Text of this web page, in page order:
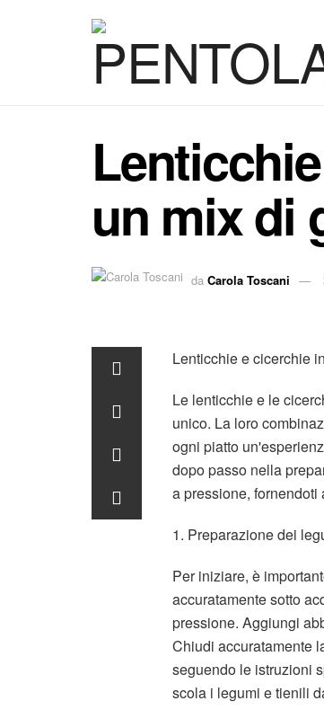
un mix di
da Carola Toscani
Lenticchie e cicerchie
Le lenticchie e le
unico. La loro
ogni piatto
dopo passo nella
a pressione,
1. Preparazione dei
Per iniziare, è
accuratamente sotto
pressione. Aggiungi
Chiudi accuratamente
seguendo le istruzioni
scola i legumi e tienili